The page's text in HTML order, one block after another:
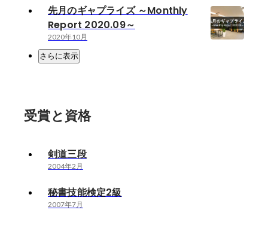
先月のギャプライズ ～Monthly
Report 2020.09～
2020年10月
さらに表示
受賞と資格
剣道三段
2004年2月
秘書技能検定2級
2007年7月